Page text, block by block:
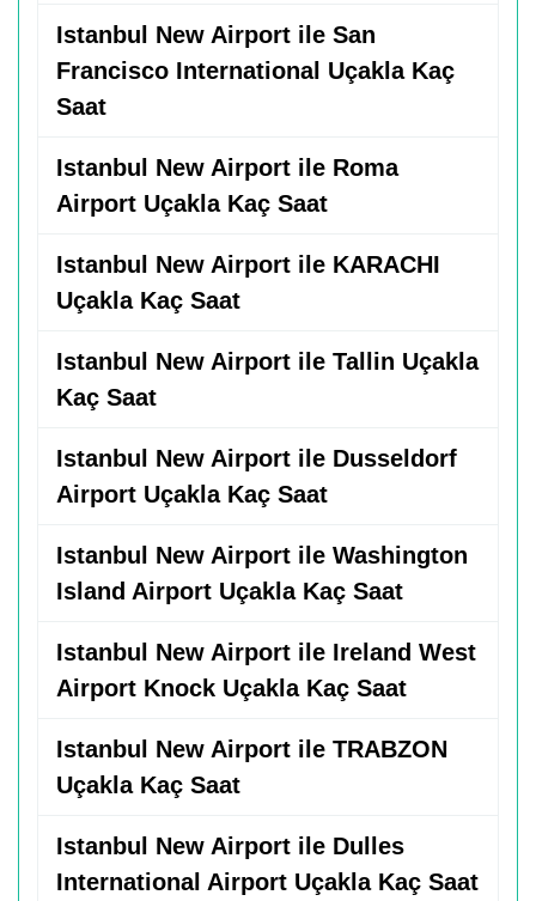
Istanbul New Airport ile San
Francisco International Uçakla Kaç
Saat
Istanbul New Airport ile Roma
Airport Uçakla Kaç Saat
Istanbul New Airport ile KARACHI
Uçakla Kaç Saat
Istanbul New Airport ile Tallin Uçakla
Kaç Saat
Istanbul New Airport ile Dusseldorf
Airport Uçakla Kaç Saat
Istanbul New Airport ile Washington
Island Airport Uçakla Kaç Saat
Istanbul New Airport ile Ireland West
Airport Knock Uçakla Kaç Saat
Istanbul New Airport ile TRABZON
Uçakla Kaç Saat
Istanbul New Airport ile Dulles
International Airport Uçakla Kaç Saat